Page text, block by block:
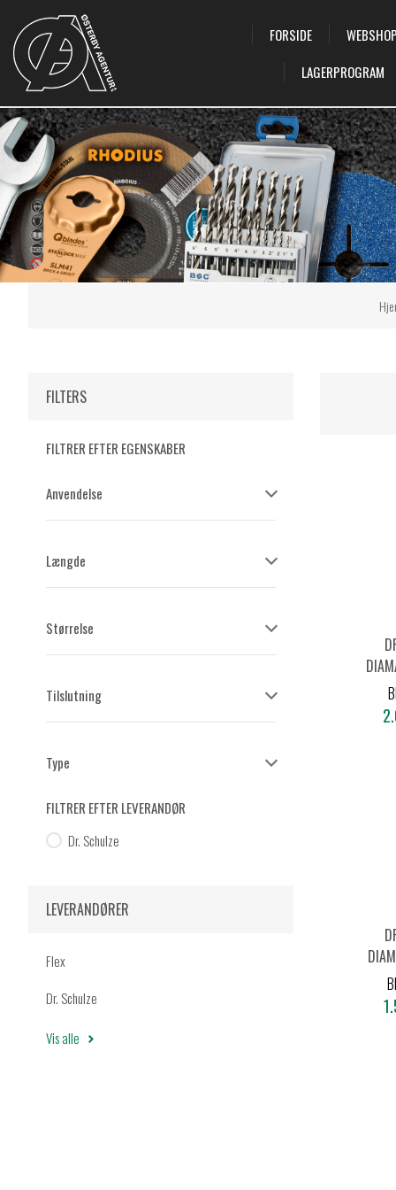
FORSIDE WEBSHOP
LAGERPROGRAM
FILTERS
FILTRER EFTER EGENSKABER
Anvendelse
Længde
Størrelse
Tilslutning
Type
FILTRER EFTER LEVERANDØR
Dr. Schulze
LEVERANDØRER
Flex
Dr. Schulze
Vis alle